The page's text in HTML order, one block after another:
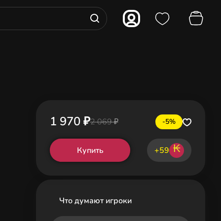
1 970 ₽2 069 ₽ -5%
Купить +59 ₭
Что думают игроки